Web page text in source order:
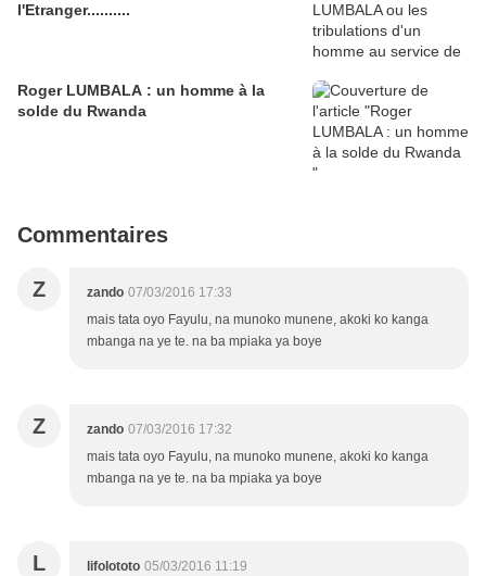
l'Etranger..........
Roger LUMBALA : un homme à la
solde du Rwanda
Commentaires
Z zando 07/03/2016 17:33
mais tata oyo Fayulu, na munoko munene, akoki ko kanga
mbanga na ye te. na ba mpiaka ya boye
Z zando 07/03/2016 17:32
mais tata oyo Fayulu, na munoko munene, akoki ko kanga
mbanga na ye te. na ba mpiaka ya boye
L lifolototo 05/03/2016 11:19